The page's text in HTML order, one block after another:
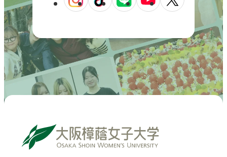
外
サ
イ
ト
を
イ
外
サ
イ
を
イ
外
サ
イ
ト
を
イ
外
サ
イ
ト
を
イ
外
サ
イ
ト
を